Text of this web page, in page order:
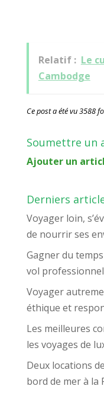
Relatif : Le
Cambodge
Ce post a été vu 3588
Soumettre un
Ajouter un
Derniers
Voyager loin,
de nourrir ses
Gagner du
vol professionnel
Voyager
éthique et
Les meilleures
les voyages de
Deux locations
bord de mer à la